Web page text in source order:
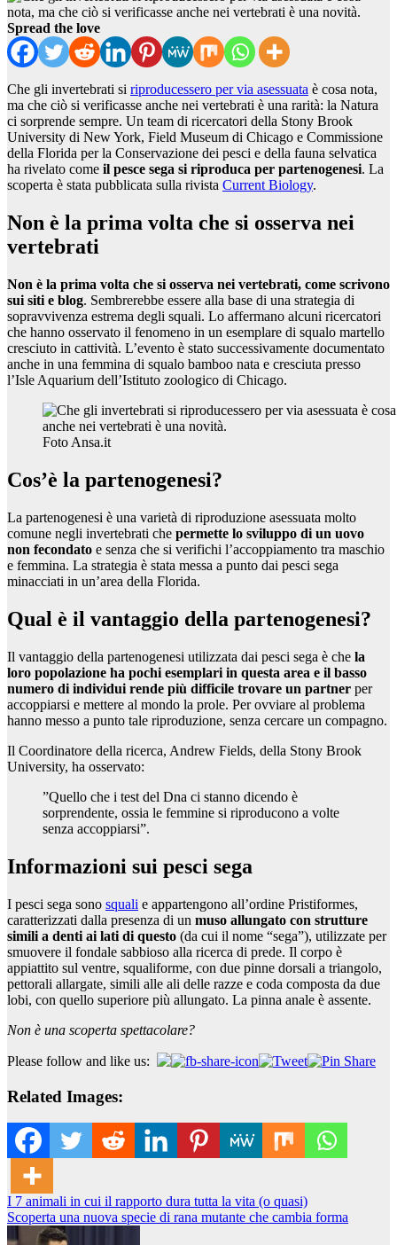
Spread the love
Che gli invertebrati si riproducessero per via asessuata è cosa nota,
ma che ciò si verificasse anche nei vertebrati è una rarità: la Natura
ci sorprende sempre. Un team di ricercatori della Stony Brook
University di New York, Field Museum di Chicago e Commissione
della Florida per la Conservazione dei pesci e della fauna selvatica
ha rivelato come il pesce sega si riproduca per partenogenesi. La
scoperta è stata pubblicata sulla rivista Current Biology.
Non è la prima volta che si osserva nei
vertebrati
Non è la prima volta che si osserva nei vertebrati, come scrivono
sui siti e blog. Sembrerebbe essere alla base di una strategia di
sopravvivenza estrema degli squali. Lo affermano alcuni ricercatori
che hanno osservato il fenomeno in un esemplare di squalo martello
cresciuto in cattività. L’evento è stato successivamente documentato
anche in una femmina di squalo bamboo nata e cresciuta presso
l’Isle Aquarium dell’Istituto zoologico di Chicago.
Foto Ansa.it
Cos’è la partenogenesi?
La partenogenesi è una varietà di riproduzione asessuata molto
comune negli invertebrati che permette lo sviluppo di un uovo
non fecondato e senza che si verifichi l’accoppiamento tra maschio
e femmina. La strategia è stata messa a punto dai pesci sega
minacciati in un’area della Florida.
Qual è il vantaggio della partenogenesi?
Il vantaggio della partenogenesi utilizzata dai pesci sega è che la
loro popolazione ha pochi esemplari in questa area e il basso
numero di individui rende più difficile trovare un partner per
accoppiarsi e mettere al mondo la prole. Per ovviare al problema
hanno messo a punto tale riproduzione, senza cercare un compagno.
Il Coordinatore della ricerca, Andrew Fields, della Stony Brook
University, ha osservato:
”Quello che i test del Dna ci stanno dicendo è
sorprendente, ossia le femmine si riproducono a volte
senza accoppiarsi”.
Informazioni sui pesci sega
I pesci sega sono squali e appartengono all’ordine Pristiformes,
caratterizzati dalla presenza di un muso allungato con strutture
simili a denti ai lati di questo (da cui il nome “sega”), utilizzate per
smuovere il fondale sabbioso alla ricerca di prede. Il corpo è
appiattito sul ventre, squaliforme, con due pinne dorsali a triangolo,
pettorali allargate, simili alle ali delle razze e coda composta da due
lobi, con quello superiore più allungato. La pinna anale è assente.
Non è una scoperta spettacolare?
Please follow and like us:
Related Images:
Navigazione
articoli
I 7 animali in cui il rapporto dura tutta la vita (o quasi)
Scoperta una nuova specie di rana mutante che cambia forma